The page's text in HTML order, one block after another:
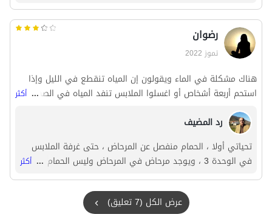
رضوان
تموز 2022
هناك مشكلة في الماء ويقولون إن المياه تنقطع في الليل وإذا
استحم أربعة أشخاص أو اغسلوا الملابس تنفد المياه في الصهريج
في منتصف الليل ولا يوجد لديك ماء!! كانت الأرائك والشراشف
والسجاد متسخة. في الحمام ، يتم أيضا وضع متر واحد في متر واحد
في حمام أجنبي ، مما يجعل المساحة أصغر بكثير ومن الصعب جدا
الاستحمام
... أكثر
رد المضيف
تحياتي أولا ، الحمام منفصل عن المرحاض ، حتى غرفة الملابس
في الوحدة 3 ، ويوجد مرحاض في المرحاض وليس الحمام ، فمن
الطبيعي أنه في ذروة الحشود المرورية ، أحيانا يتم قطع مياه
المدينة ، والتي يتم إذابتها أيضا بخزان المياه ، وإذا لاحظ الجميع
، فلن تكون هناك مشكلة لأي شخص.
... أكثر
عرض الكل (7 تعليق)